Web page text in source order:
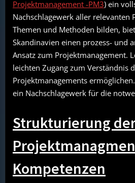
Projektmanagement -PM3) ein
Nachschlagewerk aller relevanten
Themen und Methoden bilden,
Skandinavien einen prozess- und
Ansatz zum Projektmanagement.
leichten Zugang zum Verständnis
Projektmanagements
ein Nachschlagewerk für die
Strukturierung
Kompetenzen